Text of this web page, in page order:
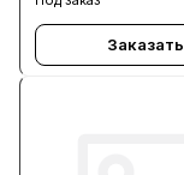
Заказать